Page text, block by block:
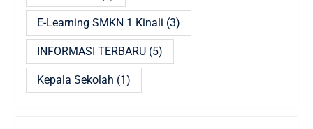
E-Learning SMKN 1 Kinali (3)
INFORMASI TERBARU(5)
Kepala Sekolah (1)